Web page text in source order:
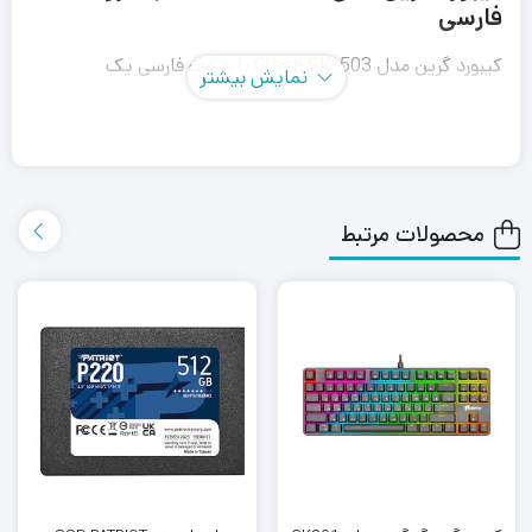
فارسی
کیبورد گرین مدل Green GK-503 با حروف فارسی یک
مخصوص تایپ کردن سریع و راحت طراحی شده است، کلیدهای
این صفحه کلید به صورت باسیم و با استفاده از پورت USB به
کامپیوتر و یا لپ‌تاپ شما متصل می‌شود. همان طور که گفتیم
طراحی GK-502 به صورت استاندارد بوده و دارای 124 کلید
نمایش بیشتر
محصولات مرتبط